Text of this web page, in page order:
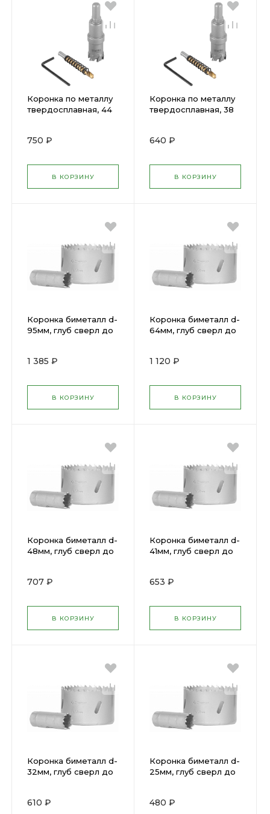
Коронка по металлу
твердосплавная, 44
750 ₽
В КОРЗИНУ
Коронка по металлу
твердосплавная, 38
640 ₽
В КОРЗИНУ
Коронка биметалл d-
95мм, глуб сверл до
1 385 ₽
В КОРЗИНУ
Коронка биметалл d-
64мм, глуб сверл до
1 120 ₽
В КОРЗИНУ
Коронка биметалл d-
48мм, глуб сверл до
707 ₽
В КОРЗИНУ
Коронка биметалл d-
41мм, глуб сверл до
653 ₽
В КОРЗИНУ
Коронка биметалл d-
32мм, глуб сверл до
610 ₽
Коронка биметалл d-
25мм, глуб сверл до
480 ₽